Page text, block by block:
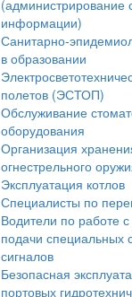
(администрирование
информации)
Санитарно-
в образовании
полетов (ЭСТОП)
Обслуживание
оборудования
Организация
огнестрельного
Эксплуатация котлов
Специалисты по
Водители по работе
подачи специальных
сигналов
Безопасная
портовых